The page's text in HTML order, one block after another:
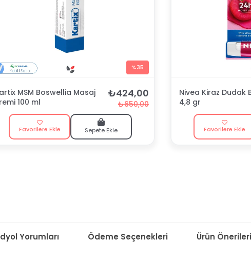
%35
MSM Boswellia Masaj
100 ml
₺424,00
₺650,00
Favorilere Ekle Sepete Ekle
Nivea Kiraz Dudak
4,8 gr
Favorilere Ekle
Yorumları Ödeme Seçenekleri Ürün Önerileri